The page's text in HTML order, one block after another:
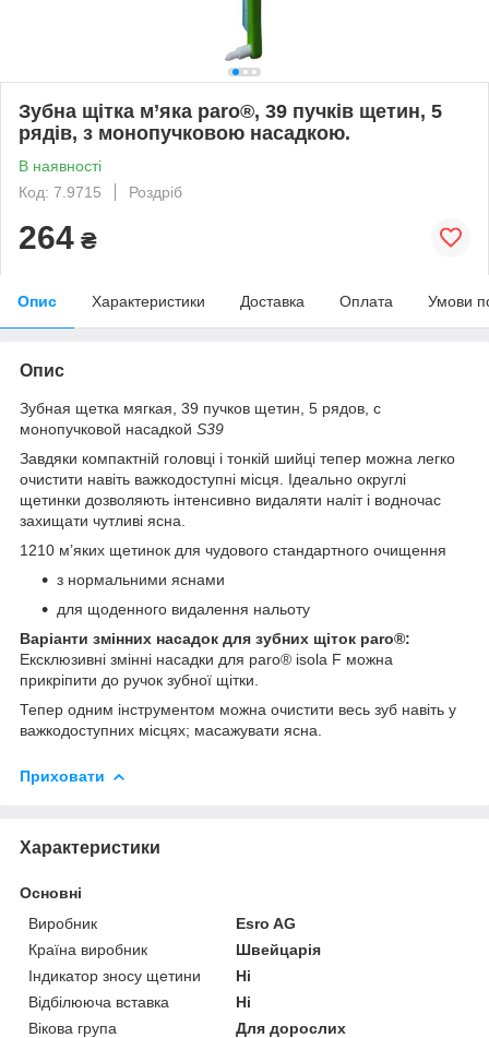
Зубна щітка м’яка paro®, 39 пучків щетин, 5
рядів, з монопучковою насадкою.
В наявності
Код: 7.9715
Роздріб
264 ₴
Опис Характеристики Доставка Оплата Умови
Опис
Зубная щетка мягкая, 39 пучков щетин, 5 рядов, с
монопучковой насадкой S39
Завдяки компактній головці і тонкій шийці тепер можна легко
очистити навіть важкодоступні місця. Ідеально округлі
щетинки дозволяють інтенсивно видаляти наліт і водночас
захищати чутливі ясна.
1210 м’яких щетинок для чудового стандартного очищення
з нормальними яснами
для щоденного видалення нальоту
Варіанти змінних насадок для зубних щіток paro®:
Ексклюзивні змінні насадки для paro® isola F можна
прикріпити до ручок зубної щітки.
Тепер одним інструментом можна очистити весь зуб навіть у
важкодоступних місцях; масажувати ясна.
Приховати
Характеристики
Основні
Виробник
Esro AG
Країна виробник
Швейцарія
Індикатор зносу щетини
Ні
Відбілююча вставка
Ні
Вікова група
Для дорослих